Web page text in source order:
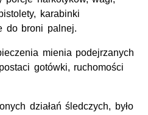
karabinki
do broni palnej.
mienia podejrzanych
gotówki, ruchomości
działań śledczych, było